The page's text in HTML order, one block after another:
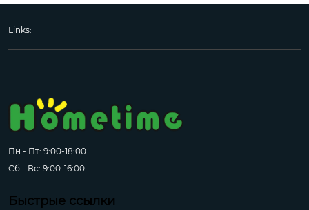
Links:
Пн - Пт: 9:00-18:00
Сб - Вс: 9:00-16:00
Быстрые ссылки